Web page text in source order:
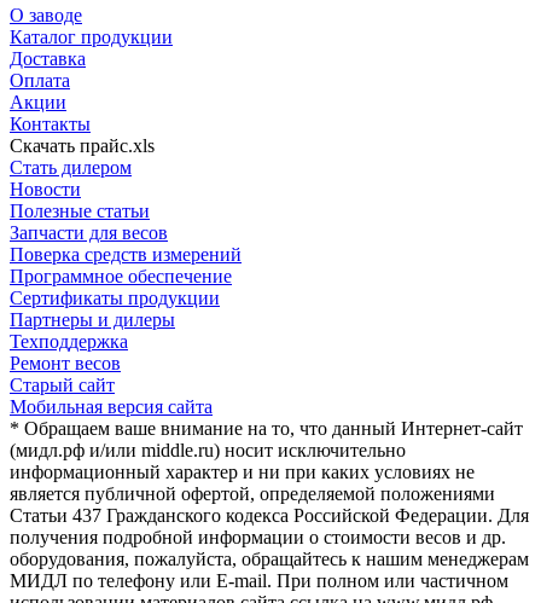
О заводе
Каталог продукции
Доставка
Оплата
Акции
Контакты
Скачать прайс.xls
Стать дилером
Новости
Полезные статьи
Запчасти для весов
Поверка средств измерений
Программное обеспечение
Сертификаты продукции
Партнеры и дилеры
Техподдержка
Ремонт весов
Старый сайт
Мобильная версия сайта
* Обращаем ваше внимание на то, что данный Интернет-сайт
(мидл.рф и/или middle.ru) носит исключительно
информационный характер и ни при каких условиях не
является публичной офертой, определяемой положениями
Статьи 437 Гражданского кодекса Российской Федерации. Для
получения подробной информации о стоимости весов и др.
оборудования, пожалуйста, обращайтесь к нашим менеджерам
МИДЛ по телефону или E-mail. При полном или частичном